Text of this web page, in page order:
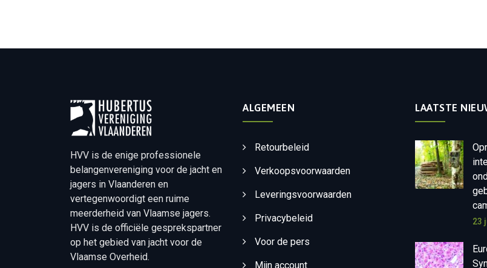
HVV is de enige professionele
belangenvereniging voor de jacht en
jagers in Vlaanderen en
vertegenwoordigt een ruime
meerderheid van Vlaamse jagers.
HVV is de officiële gesprekspartner
op het gebied van jacht voor de
Vlaamse Overheid.
ALGEMEEN
Retourbeleid
Verkoopsvoorwaarden
Leveringsvoorwaarden
Privacybeleid
Voor de pers
Mijn account
LAATSTE
23